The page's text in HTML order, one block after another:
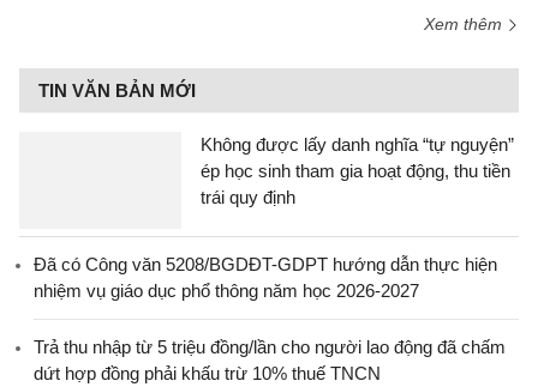
Xem thêm
TIN VĂN BẢN MỚI
Không được lấy danh nghĩa “tự nguyện”
ép học sinh tham gia hoạt động, thu tiền
trái quy định
Đã có Công văn 5208/BGDĐT-GDPT hướng dẫn thực hiện
nhiệm vụ giáo dục phổ thông năm học 2026-2027
Trả thu nhập từ 5 triệu đồng/lần cho người lao động đã chấm
dứt hợp đồng phải khấu trừ 10% thuế TNCN